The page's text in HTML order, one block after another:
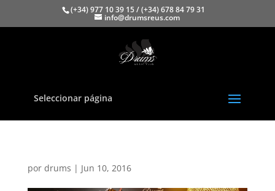
(+34) 977 10 39 15 / (+34) 678 84 79 31
info@drumsreus.com
Seleccionar página
por drums | Jun 10, 2016